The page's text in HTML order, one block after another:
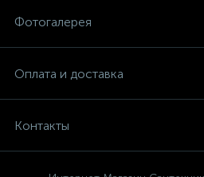
Фотогалерея
Оплата и доставка
Контакты